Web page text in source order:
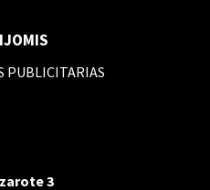
PUBLICITARIAS
3